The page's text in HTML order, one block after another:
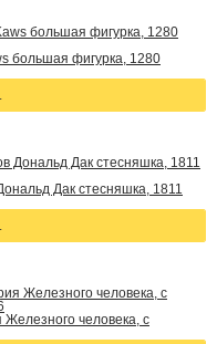
большая фигурка, 1280
Дак стесняшка, 1811
человека, с